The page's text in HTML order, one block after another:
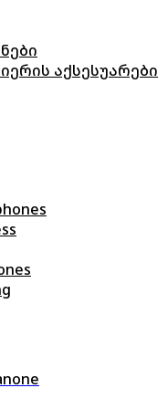
აქსესუარები